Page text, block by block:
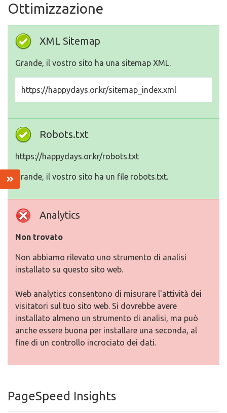
Ottimizzazione
XML Sitemap
Grande, il vostro sito ha una sitemap XML.
https://happydays.or.kr/sitemap_index.xml
Robots.txt
https://happydays.or.kr/robots.txt
Grande, il vostro sito ha un file robots.txt.
Analytics
Non trovato
Non abbiamo rilevato uno strumento di analisi
installato su questo sito web.
Web analytics consentono di misurare l'attività dei
visitatori sul tuo sito web. Si dovrebbe avere
installato almeno un strumento di analisi, ma può
anche essere buona per installare una seconda, al
fine di un controllo incrociato dei dati.
PageSpeed Insights